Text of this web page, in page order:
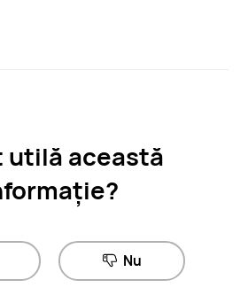
utilă această
Nu